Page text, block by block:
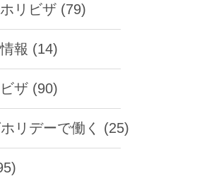
リビザ (79)
報 (14)
ザ (90)
リデーで働く (25)